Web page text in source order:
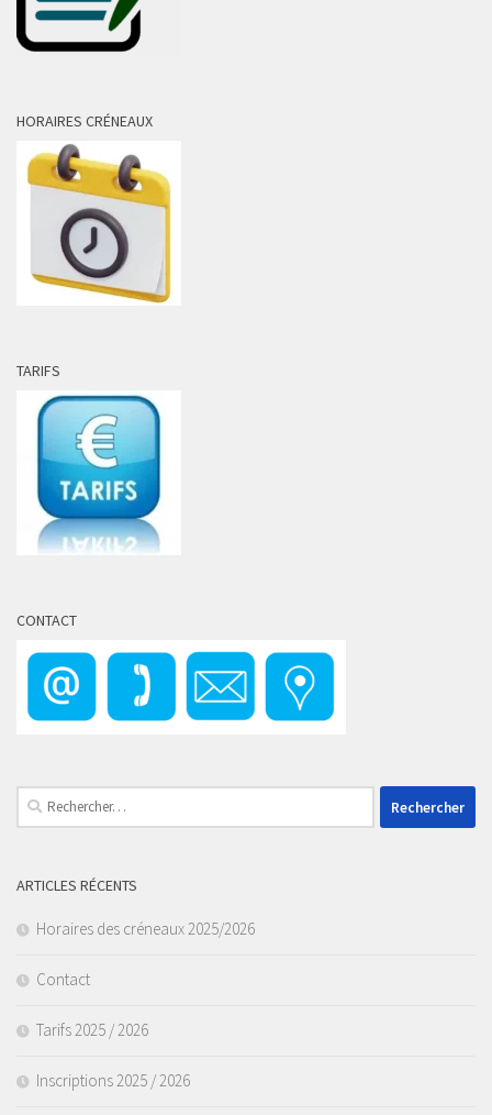
HORAIRES CRÉNEAUX
TARIFS
CONTACT
Rechercher :
ARTICLES RÉCENTS
Horaires des créneaux 2025/2026
Contact
Tarifs 2025 / 2026
Inscriptions 2025 / 2026